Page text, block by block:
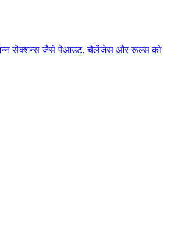
सेक्शन्स जैसे पेआउट, चैलेंजेस और रूल्स को